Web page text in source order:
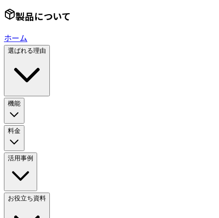
製品について
ホーム
選ばれる理由
機能
料金
活用事例
お役立ち資料